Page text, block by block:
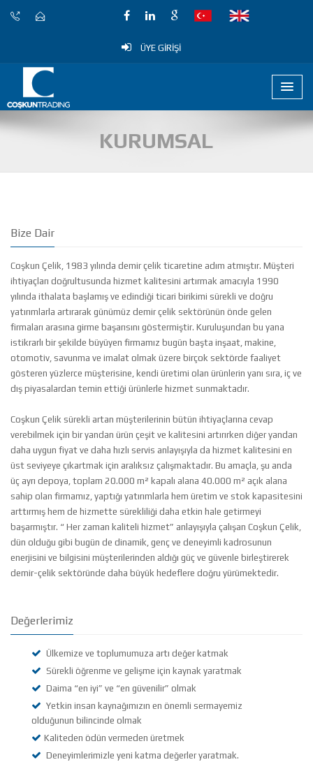
ÜYE GİRİŞİ
KURUMSAL
Bize Dair
Coşkun Çelik, 1983 yılında demir çelik ticaretine adım atmıştır. Müşteri
ihtiyaçları doğrultusunda hizmet kalitesini artırmak amacıyla 1990
yılında ithalata başlamış ve edindiği ticari birikimi sürekli ve doğru
yatırımlarla artırarak günümüz demir çelik sektörünün önde gelen
firmaları arasına girme başarısını göstermiştir. Kuruluşundan bu yana
istikrarlı bir şekilde büyüyen firmamız bugün başta inşaat, makine,
otomotiv, savunma ve imalat olmak üzere birçok sektörde faaliyet
gösteren yüzlerce müşterisine, kendi üretimi olan ürünlerin yanı sıra, iç ve
dış piyasalardan temin ettiği ürünlerle hizmet sunmaktadır.
Coşkun Çelik sürekli artan müşterilerinin bütün ihtiyaçlarına cevap
verebilmek için bir yandan ürün çeşit ve kalitesini artırırken diğer yandan
daha uygun fiyat ve daha hızlı servis anlayışıyla da hizmet kalitesini en
üst seviyeye çıkartmak için aralıksız çalışmaktadır. Bu amaçla, şu anda
üç ayrı depoya, toplam 20.000 m² kapalı alana 40.000 m² açık alana
sahip olan firmamız, yaptığı yatırımlarla hem üretim ve stok kapasitesini
arttırmış hem de hizmette sürekliliği daha etkin hale getirmeyi
başarmıştır. “ Her zaman kaliteli hizmet” anlayışıyla çalışan Coşkun Çelik,
dün olduğu gibi bugün de dinamik, genç ve deneyimli kadrosunun
enerjisini ve bilgisini müşterilerinden aldığı güç ve güvenle birleştirerek
demir-çelik sektöründe daha büyük hedeflere doğru yürümektedir.
Değerlerimiz
Ülkemize ve toplumumuza artı değer katmak
Sürekli öğrenme ve gelişme için kaynak yaratmak
Daima “en iyi” ve “en güvenilir” olmak
Yetkin insan kaynağımızın en önemli sermayemiz
olduğunun bilincinde olmak
Kaliteden ödün vermeden üretmek
Deneyimlerimizle yeni katma değerler yaratmak.